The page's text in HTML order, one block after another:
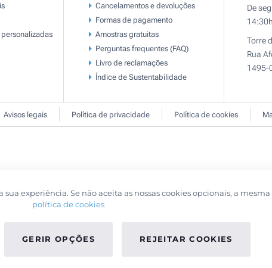
Cancelamentos e devoluções
Formas de pagamento
Amostras gratuitas
Perguntas frequentes (FAQ)
Livro de reclamaçōes
Índice de Sustentabilidade
De
14:30h
Torre
Rua
1495-
Avisos legais Política de privacidade Política de cookies
experiência. Se não aceita as nossas cookies opcionais, a
política de cookies
GERIR OPÇÕES REJEITAR COOKIES